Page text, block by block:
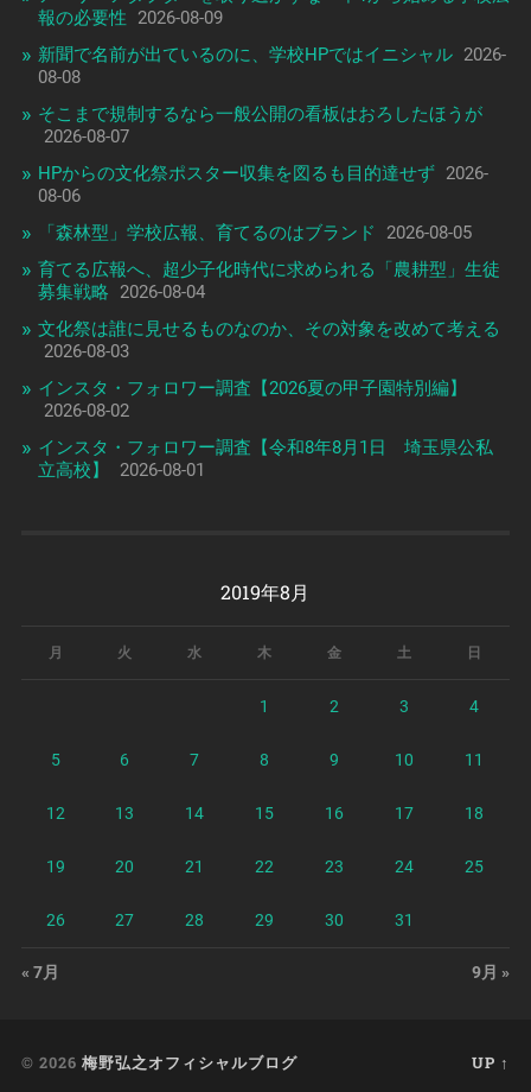
報の必要性
2026-08-09
新聞で名前が出ているのに、学校HPではイニシャル 2026-
08-08
そこまで規制するなら一般公開の看板はおろしたほうが
2026-08-07
HPからの文化祭ポスター収集を図るも目的達せず 2026-
08-06
「森林型」学校広報、育てるのはブランド
2026-08-05
育てる広報へ、超少子化時代に求められる「農耕型」生徒
募集戦略
2026-08-04
文化祭は誰に見せるものなのか、その対象を改めて考える
2026-08-03
インスタ・フォロワー調査【2026夏の甲子園特別編】
2026-08-02
インスタ・フォロワー調査【令和8年8月1日 埼玉県公私
立高校】
2026-08-01
2019年8月
月 火 水 木 金 土 日
1 2 3 4
5 6 7 8 9 10 11
12 13 14 15 16 17 18
19 20 21 22 23 24 25
26 27 28 29 30 31
« 7月 9月 »
© 2026 梅野弘之オフィシャルブログ UP ↑